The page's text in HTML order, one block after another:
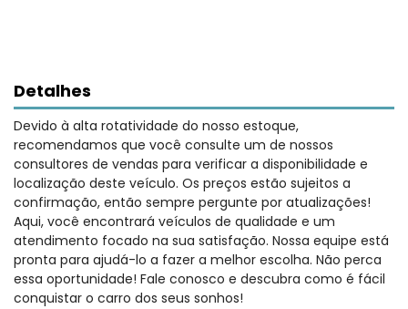
Detalhes
Devido à alta rotatividade do nosso estoque,
recomendamos que você consulte um de nossos
consultores de vendas para verificar a disponibilidade e
localização deste veículo. Os preços estão sujeitos a
confirmação, então sempre pergunte por atualizações!
Aqui, você encontrará veículos de qualidade e um
atendimento focado na sua satisfação. Nossa equipe está
pronta para ajudá-lo a fazer a melhor escolha. Não perca
essa oportunidade! Fale conosco e descubra como é fácil
conquistar o carro dos seus sonhos!